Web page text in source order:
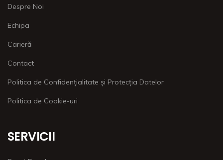
Despre Noi
Echipa
Carieră
Contact
Politica de Confidențialitate și Protecția Datelor
Politica de Cookie-uri
SERVICII